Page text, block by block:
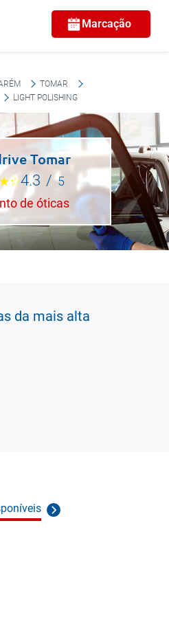
Marcação
TOMAR
LIGHT POLISHING
Tomar
4.3 / 5
de óticas
da mais alta